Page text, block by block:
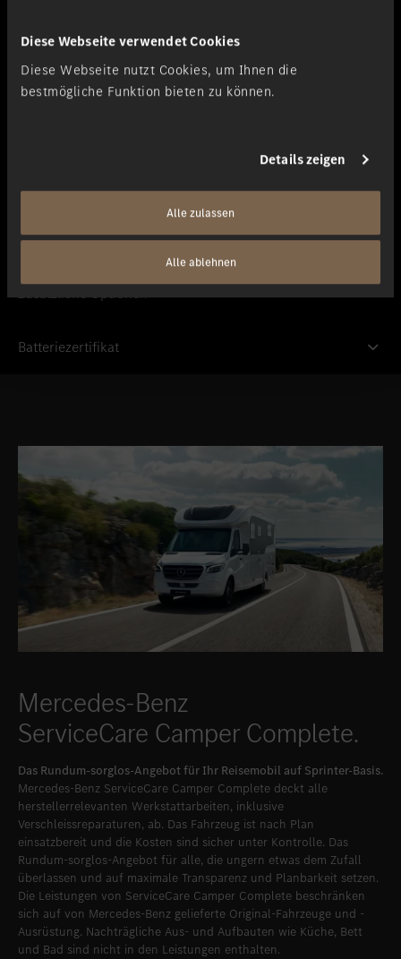
Diese Webseite verwendet Cookies
Diese Webseite nutzt Cookies, um Ihnen die
bestmögliche Funktion bieten zu können.
Details zeigen
Alle zulassen
Alle ablehnen
INTEGRAL (3 Jahre oder 100 000 km) jederzeit möglich,
vorausgesetzt, Wartungen werden gemäss Serviceheft und
Herstellervorgaben durchgeführt.
ExtendedCare
Maintenance
Zusätzliche Optionen
Batteriezertifikat
Mercedes-Benz
ServiceCare Camper Complete.
Das Rundum-sorglos-Angebot für Ihr Reisemobil auf Sprinter-Basis.
Mercedes-Benz ServiceCare Camper Complete deckt alle
herstellerrelevanten Werkstattarbeiten, inklusive
Verschleissreparaturen, ab. Das Fahrzeug ist nach Plan
einsatzbereit und die Kosten sind sicher unter Kontrolle. Das
Rundum-sorglos-Angebot für alle, die ungern etwas dem Zufall
überlassen und auf maximale Transparenz und Planbarkeit setzen.
Die Leistungen von ServiceCare Camper Complete beschränken
sich auf von Mercedes-Benz gelieferte Original-Fahrzeuge und -
Ausrüstung. Nachträgliche Aus- und Aufbauten wie Küche, Bett
und Bad sind nicht in den Leistungen enthalten.